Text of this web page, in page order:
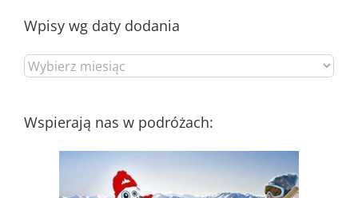
Wpisy wg daty dodania
Wpisy
wg
Wspierają nas w podróżach: